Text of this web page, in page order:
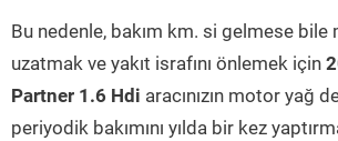
Bu nedenle, bakım km. si gelmese
uzatmak ve yakıt israfını önlemek için
Partner 1.6 Hdi aracınızın motor yağ
periyodik bakımını yılda bir kez